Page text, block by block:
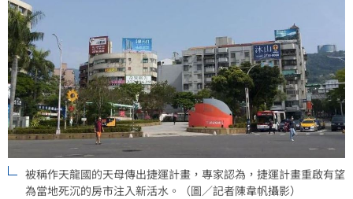
被稱作天龍國的天母傳出捷運計畫，專家認為，捷運計畫重啟有望
為當地死沉的房市注入新活水。（圖／記者陳韋帆攝影）